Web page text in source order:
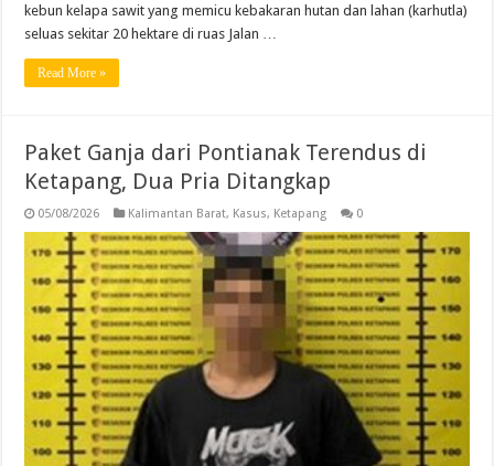
kebun kelapa sawit yang memicu kebakaran hutan dan lahan (karhutla)
seluas sekitar 20 hektare di ruas Jalan …
Read More »
Paket Ganja dari Pontianak Terendus di
Ketapang, Dua Pria Ditangkap
05/08/2026 Kalimantan Barat, Kasus, Ketapang 0